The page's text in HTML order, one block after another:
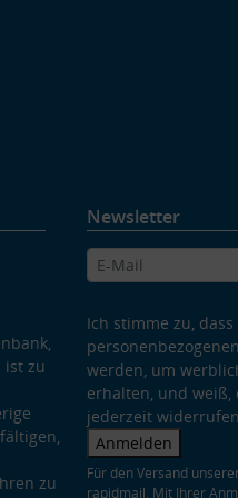
ist zu
zu
Newsletter
Ich stimme zu,
werden, um
erhalten, und weiß,
jederzeit
Anmelden
Für den Versand
rapidmail. Mit Ihrer